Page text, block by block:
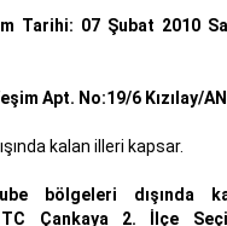
Tarihi: 07 Şubat 2010
Apt. No:19/6 Kızılay/
kalan illeri kapsar.
bölgeleri dışında
TC Çankaya 2. İlçe